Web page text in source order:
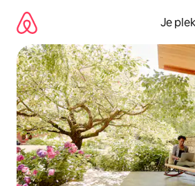
direct
naar
inhoud
Je